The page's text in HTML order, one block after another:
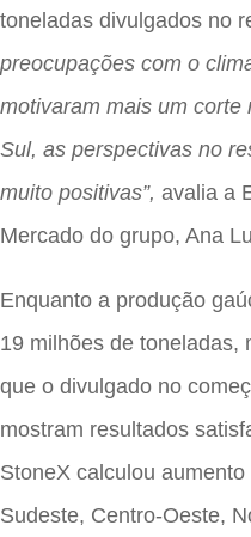
toneladas divulgados no
preocupações com o
motivaram mais um
Sul, as perspectivas no
muito positivas”, avalia a
Mercado do grupo, Ana
Enquanto a produção
19 milhões de toneladas,
que o divulgado no
mostram resultados
StoneX calculou
Sudeste, Centro-Oeste,